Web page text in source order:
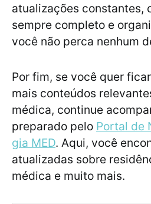
atualizações constantes,
sempre completo e
você não perca nenhum
Por fim, se você quer
mais conteúdos
médica, continue
preparado pelo Portal de
gia MED. Aqui, você
atualizadas sobre
médica e muito mais.